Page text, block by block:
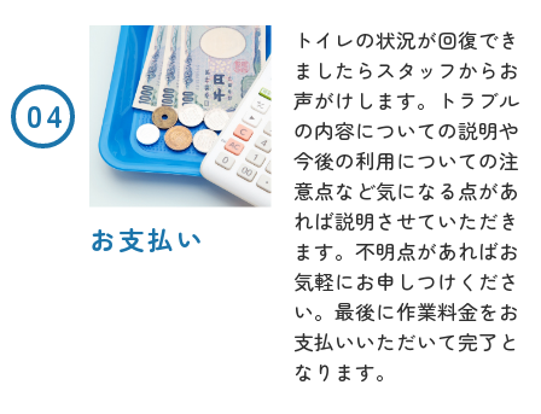
お支払い
トイレの状況が回復でき
ましたらスタッフからお
声がけします。トラブル
の内容についての説明や
今後の利用についての注
意点など気になる点があ
れば説明させていただき
ます。不明点があればお
気軽にお申しつけくださ
い。最後に作業料金をお
支払いいただいて完了と
なります。